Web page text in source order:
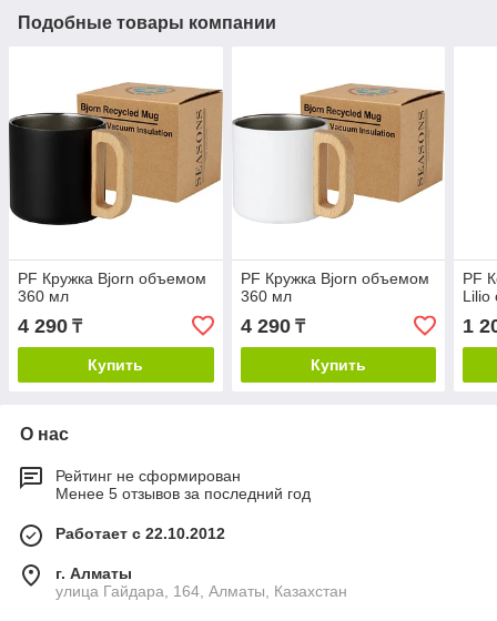
Подобные товары компании
PF Кружка Bjorn объемом
360 мл
4 290 ₸
Купить
PF Кружка Bjorn объемом
360 мл
4 290₸
Купить
PF
Lilio
1
О нас
Рейтинг не сформирован
Менее 5 отзывов за последний год
Работает с 22.10.2012
г. Алматы
улица Гайдара, 164, Алматы, Казахстан